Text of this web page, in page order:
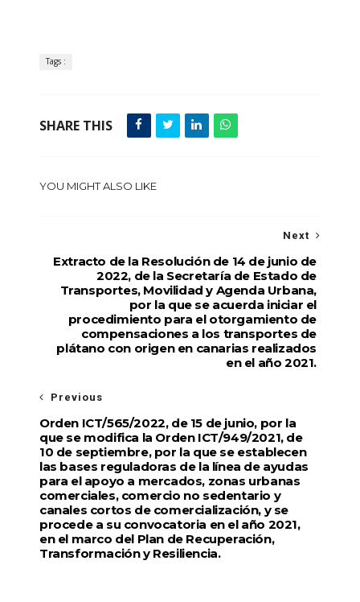
Tags :
SHARE THIS
YOU MIGHT ALSO LIKE
Next
Extracto de la Resolución de 14 de junio de
2022, de la Secretaría de Estado de
Transportes, Movilidad y Agenda Urbana,
por la que se acuerda iniciar el
procedimiento para el otorgamiento de
compensaciones a los transportes de
plátano con origen en canarias realizados
en el año 2021.
Previous
Orden ICT/565/2022, de 15 de junio, por la
que se modifica la Orden ICT/949/2021, de
10 de septiembre, por la que se establecen
las bases reguladoras de la línea de ayudas
para el apoyo a mercados, zonas urbanas
comerciales, comercio no sedentario y
canales cortos de comercialización, y se
procede a su convocatoria en el año 2021,
en el marco del Plan de Recuperación,
Transformación y Resiliencia.